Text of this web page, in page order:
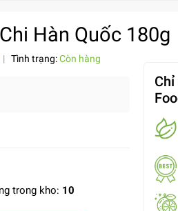
Hàn Quốc 180g
| Tình trạng:Còn hàng
trong kho: 10